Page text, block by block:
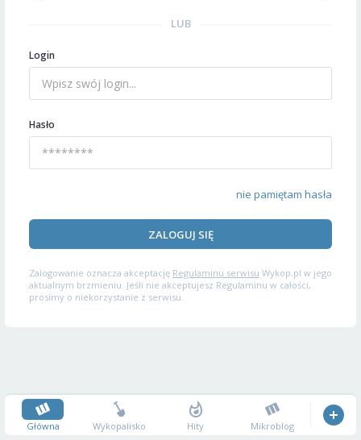
LUB
Login
Hasło
nie pamiętam hasła
ZALOGUJ SIĘ
Zalogowanie oznacza akceptację Regulaminu serwisu Wykop.pl w jego
aktualnym brzmieniu. Jeśli nie akceptujesz Regulaminu w całości,
prosimy o niekorzystanie z serwisu.
Główna Wykopalisko Hity Mikroblog